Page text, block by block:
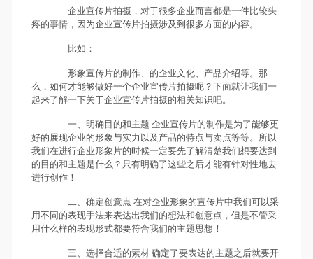
企业宣传片拍摄，对于很多企业而言都是一件比较头
疼的事情，因为企业宣传片拍摄涉及到很多方面的内容。
比如：
形象宣传片的制作、的企业文化、产品介绍等。那
么，如何才能够做好一个企业宣传片拍摄呢？下面就让我们一
起来了解一下关于企业宣传片拍摄的相关知识吧。
一、明确目的和主题 企业宣传片的制作是为了能够更
好的展现企业的形象与实力以及产品的特点与卖点等等。所以
我们在进行企业形象片的时候一定要先了解清楚我们想要达到
的目的和主题是什么？只有明确了这些之后才能有针对性地去
进行创作！
二、确定创意点 在对企业形象的宣传片中我们可以采
用不同的表现手法来表达出我们的想法和创意点，但是不管采
用什么样的表现形式都要符合我们的主题思想！
三、选择合适的素材 确定了要表达的主题之后就要开